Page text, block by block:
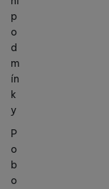
p
o
d
m
ín
k
y
P
o
b
o